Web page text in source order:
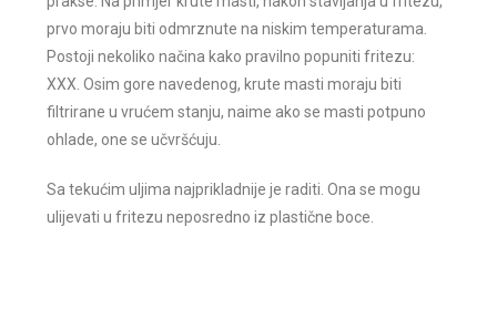
prvo moraju biti odmrznute na niskim temperaturama.
Postoji nekoliko načina kako pravilno popuniti fritezu:
XXX. Osim gore navedenog, krute masti moraju biti
filtrirane u vrućem stanju, naime ako se masti potpuno
ohlade, one se učvršćuju.
Sa tekućim uljima najprikladnije je raditi. Ona se mogu
ulijevati u fritezu neposredno iz plastične boce.